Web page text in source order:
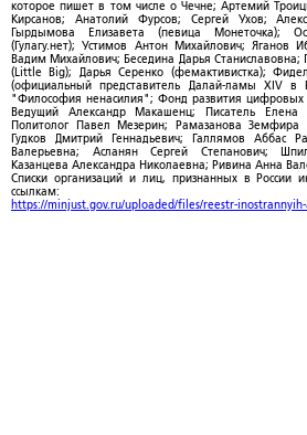
которое пишет в том числе о Чечне; Артемий
Кирсанов; Анатолий Фурсов; Сергей Ухов;
Гырдымова Елизавета (певица Монеточка);
(Гулагу.нет); Устимов Антон Михайлович; Яганов
Вадим Михайлович; Беседина Дарья Станиславовна;
(Little Big); Дарья Серенко (фемактивистка);
(официальный представитель Далай-ламы XIV
"Философия ненасилия"; Фонд развития цифровых
Ведущий Александр Макашенц; Писатель Елена
Политолог Павел Мезерин; Рамазанова Земфира
Гудков Дмитрий Геннадьевич; Галлямов Аббас
Валерьевна; Асланян Сергей Степанович;
Казанцева Александра Николаевна; Ривина Анна
Списки организаций и лиц, признанных в России
ссылкам:
https://minjust.gov.ru/uploaded/files/reestr-